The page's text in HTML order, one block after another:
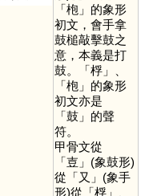
「枹 」的象形
初文，會手拿
鼓槌敲擊鼓之
意，本義是打
鼓。「桴」、
「枹 」的象形
初文亦是
「鼓」的聲
符。
甲骨文從
「壴 」(象鼓形)
從「又 」(象手
形)從「桴」、